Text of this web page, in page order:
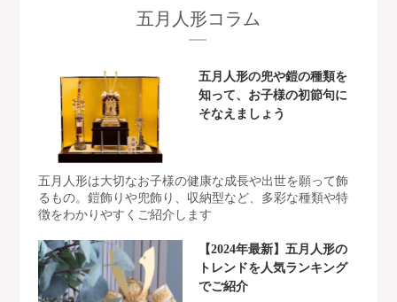
五月人形コラム
五月人形の兜や鎧の種類を
知って、お子様の初節句に
そなえましょう
五月人形は大切なお子様の健康な成長や出世を願って飾
るもの。鎧飾りや兜飾り、収納型など、多彩な種類や特
徴をわかりやすくご紹介します
【2024年最新】五月人形の
トレンドを人気ランキング
でご紹介